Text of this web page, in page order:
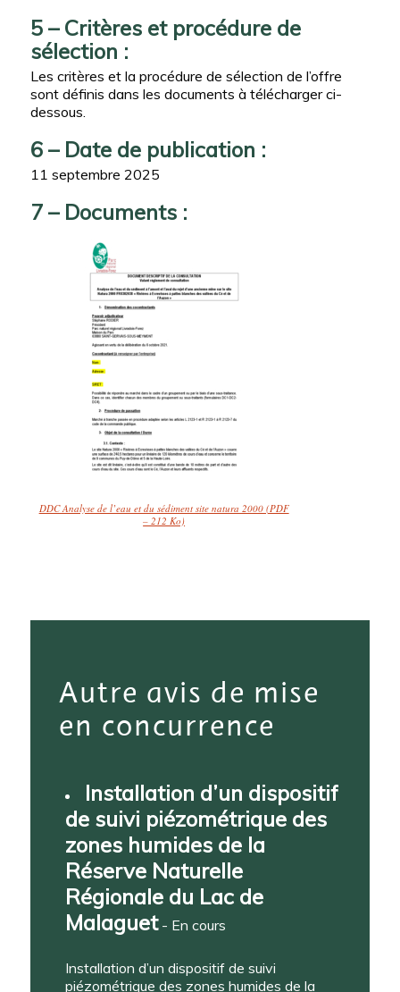
5 – Critères et procédure de
sélection :
Les critères et la procédure de sélection de l’offre
sont définis dans les documents à télécharger ci-
dessous.
6 – Date de publication :
11 septembre 2025
7 – Documents :
DDC Analyse de l’eau et du sédiment site natura 2000 (PDF
– 212 Ko)
Autre avis de mise
en concurrence
Installation d’un dispositif
de suivi piézométrique des
zones humides de la
Réserve Naturelle
Régionale du Lac de
Malaguet- En cours
Installation d’un dispositif de suivi
piézométrique des zones humides de la